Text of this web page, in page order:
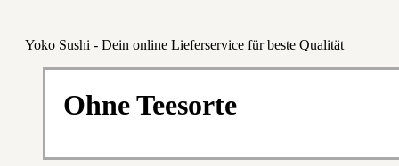
Yoko Sushi - Dein online Lieferservice für beste Qualität
Ohne Teesorte